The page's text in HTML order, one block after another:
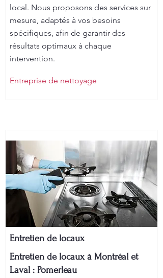
local. Nous proposons des services sur
mesure, adaptés à vos besoins
spécifiques, afin de garantir des
résultats optimaux à chaque
intervention.
Entreprise de nettoyage
Entretien de locaux
Entretien de locaux à Montréal et
Laval : Pomerleau